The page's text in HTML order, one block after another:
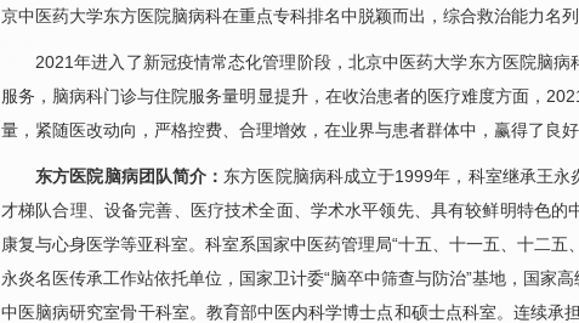
京中医药大学东方医院脑病科在重点专科排名中脱颖而出，综合救治能力名列
2021年进入了新冠疫情常态化管理阶段，北京中医药大学东方医院脑病
服务， 脑病科门诊与住院服务量明显提升，在收治患者的医疗难度方面，
量，紧随医改动向，严格控费、合理增效，在业界与患者群体中，赢得了良好
东方医院脑病团队简介： 东方医院脑病科成立于1999年，科室继承王永
才梯队合理、设备完善、医疗技术全面、学术水平领先、具有较鲜明特色的
康复与心身医学等亚科室。科室系国家中医药管理局“十五、十一五、十二五
永炎名医传承工作站依托单位，国家卫计委“脑卒中筛查与防治”基地，国家
中医脑病研究室骨干科室。教育部中医内科学博士点和硕士点科室。连续